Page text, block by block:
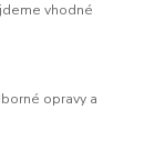
vhodné
opravy a